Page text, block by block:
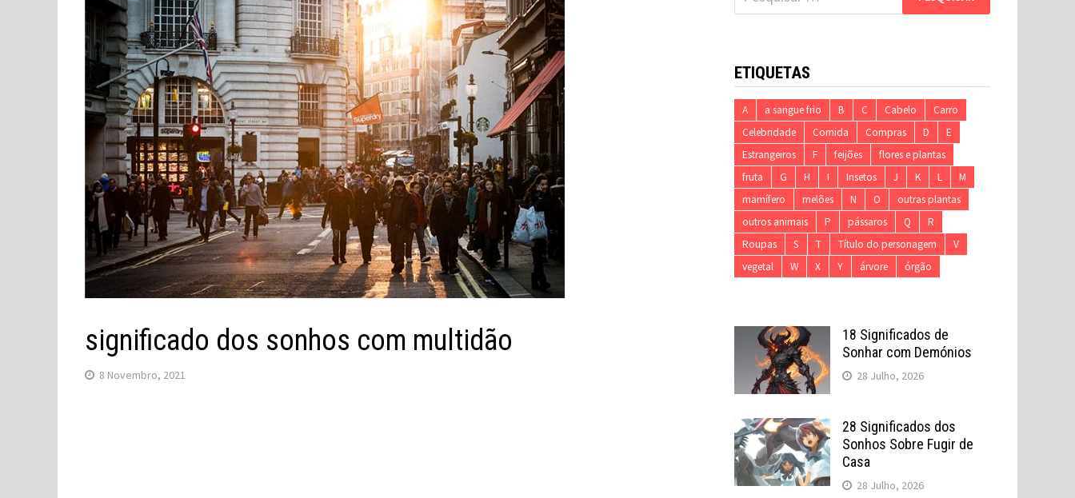
significado dos sonhos com multidão
8 Novembro, 2021
por:
ETIQUETAS
A a sangue frio B C Cabelo
Carro
Celebridade
Comida Compras D
E
Estrangeiros
F feijões
flores e plantas
fruta
G H I Insetos J K L
M
mamífero
melões N O
outras plantas
outros animais
P pássaros Q
R
Roupas
S T Título do personagem
V
vegetal
W X Y árvore órgão
18 Significados de
Sonhar com Demónios
28 Julho, 2026
28 Significados dos
Sonhos Sobre Fugir de
Casa
28 Julho, 2026